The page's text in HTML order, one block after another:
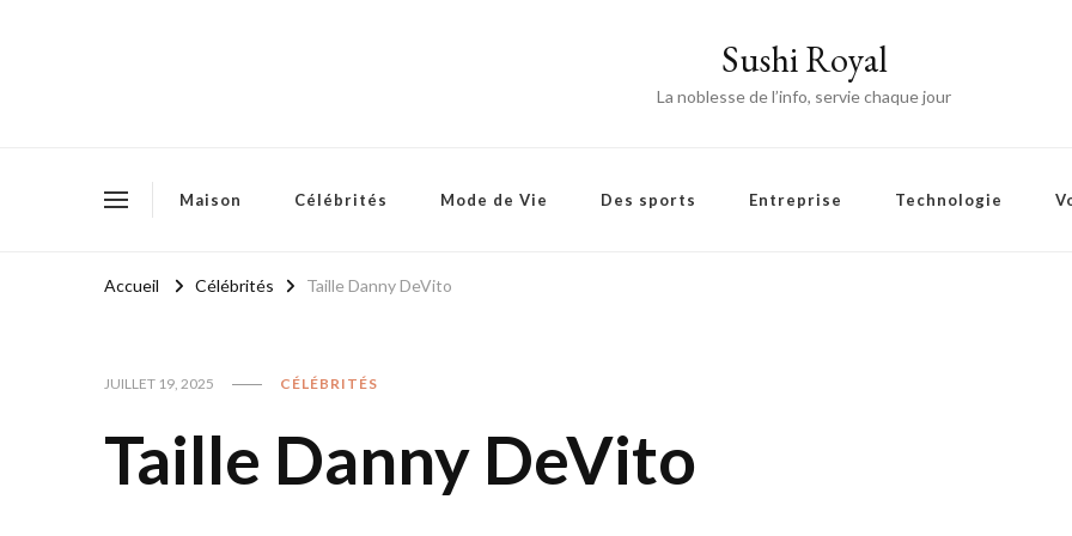
Sushi Royal
La noblesse de l’info, servie chaque jour
Maison Célébrités Mode de Vie Des sports Entreprise Technologie
Accueil Célébrités Taille Danny DeVito
JUILLET 19, 2025 CÉLÉBRITÉS
Taille Danny DeVito